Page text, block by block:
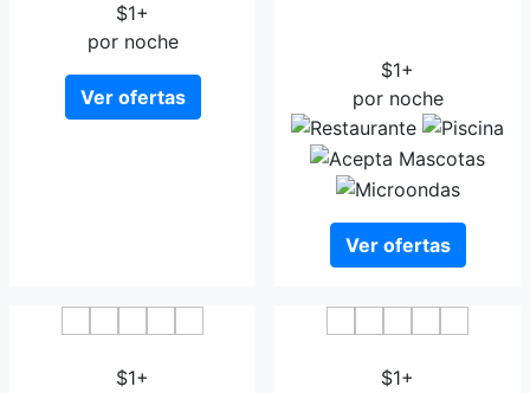
$1+
por noche
Ver ofertas
$1+
por noche
Ver ofertas
$1+
$1+